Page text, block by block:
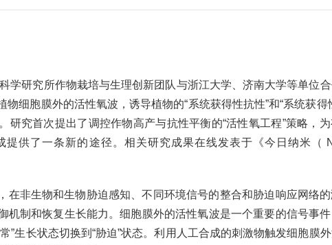
学研究所作物栽培与生理创新团队与浙江大学、济南大学等单位
细胞膜外的活性氧波，诱导植物的“系统获得性抗性”和“系统获得
研究首次提出了调控作物高产与抗性平衡的“活性氧工程”策略，
供了一条新的途径。相关研究成果在线发表于《今日纳米（
在非生物和生物胁迫感知、不同环境信号的整合和胁迫响应网络
机制和恢复生长能力。细胞膜外的活性氧波是一个重要的信号事
”生长状态切换到“胁迫”状态。利用人工合成的刺激物触发细胞膜外